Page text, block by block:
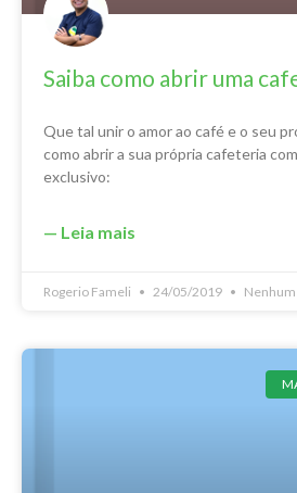
Saiba como abrir uma
Que tal unir o amor ao café e o seu
como abrir a sua própria cafeteria
exclusivo:
— Leia mais
Rogerio Fameli 24/05/2019